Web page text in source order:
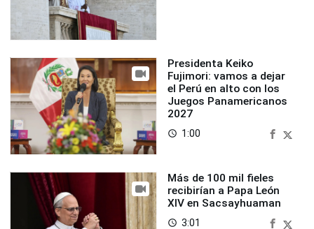
Presidenta Keiko
Fujimori: vamos a dejar
el Perú en alto con los
Juegos Panamericanos
2027
access_time 1:00
Más de 100 mil fieles
recibirían a Papa León
XIV en Sacsayhuaman
access_time 3:01